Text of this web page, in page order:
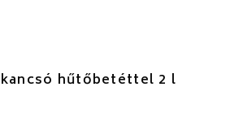
kancsó hűtőbetéttel 2 l